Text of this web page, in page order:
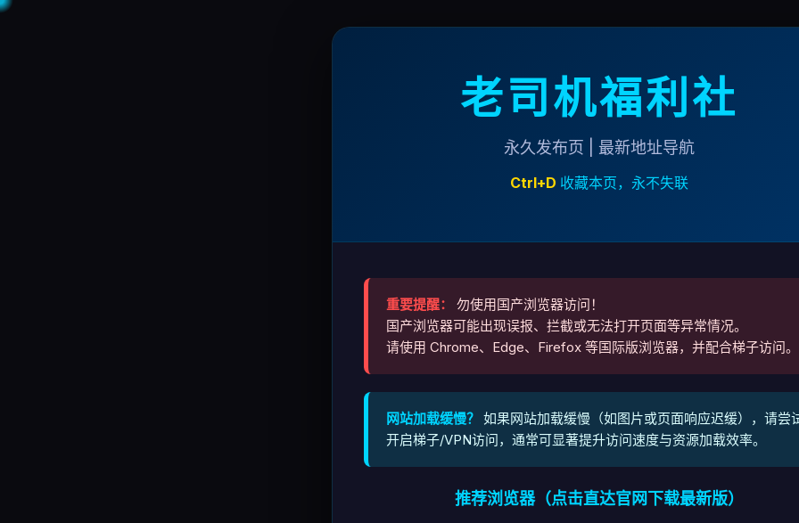
老司机福利社
永久发布页 | 最新地址导航
Ctrl+D 收藏本页，永不失联
重要提醒：
勿使用国产浏览器访问！
国产浏览器可能出现误报、拦截或无法打开页面等异常情况。
请使用 Chrome、Edge、Firefox 等国际版浏览器，并配合梯子访问。
网站加载缓慢？ 如果网站加载缓慢（如图片或页面响应迟缓），请尝
开启梯子/VPN访问，通常可显著提升访问速度与资源加载效率。
推荐浏览器（点击直达官网下载最新版）